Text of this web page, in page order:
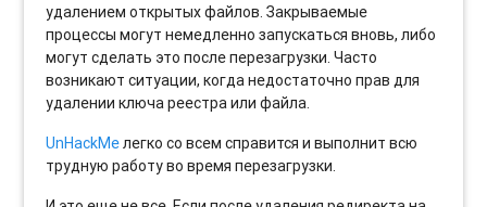
удалением открытых файлов. Закрываемые
процессы могут немедленно запускаться вновь, либо
могут сделать это после перезагрузки. Часто
возникают ситуации, когда недостаточно прав для
удалении ключа реестра или файла.
UnHackMeлегко со всем справится и выполнит всю
трудную работу во время перезагрузки.